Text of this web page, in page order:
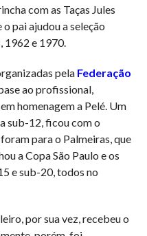
com as Taças Jules
pai ajudou a seleção
1962 e 1970.
pela Federação
ao profissional,
homenagem a Pelé. Um
sub-12, ficou com o
para o Palmeiras, que
a Copa São Paulo e os
e sub-20, todos no
por sua vez, recebeu o